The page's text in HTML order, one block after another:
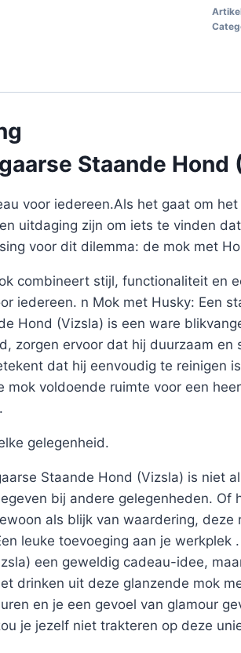
Staande Hond
voor iedereen.Als het gaat om
uitdaging zijn om iets te vinden
voor dit dilemma: de mok met
combineert stijl, functionaliteit en
iedereen. n Mok met Husky: Een
Hond (Vizsla) is een ware
zorgen ervoor dat hij duurzaam
dat hij eenvoudig te reinigen
mok voldoende ruimte voor een
gelegenheid.
Staande Hond (Vizsla) is niet
bij andere gelegenheden.
als blijk van waardering, deze
leuke toevoeging aan je
een geweldig cadeau-idee,
drinken uit deze glanzende mok
en je een gevoel van glamour
je jezelf niet trakteren op deze